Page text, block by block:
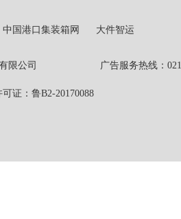
中国港口集装箱网
大件智运
理有限公司 广告服务热线：021-
证：鲁B2-20170088